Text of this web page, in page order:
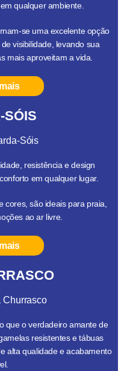
qualquer ambiente.
se uma excelente opção
visibilidade, levando sua
mais aproveitam a vida.
SÓIS
resistência e design
em qualquer lugar.
cores, são ideais para praia,
ao ar livre.
que o verdadeiro amante de
resistentes e tábuas
alta qualidade e acabamento